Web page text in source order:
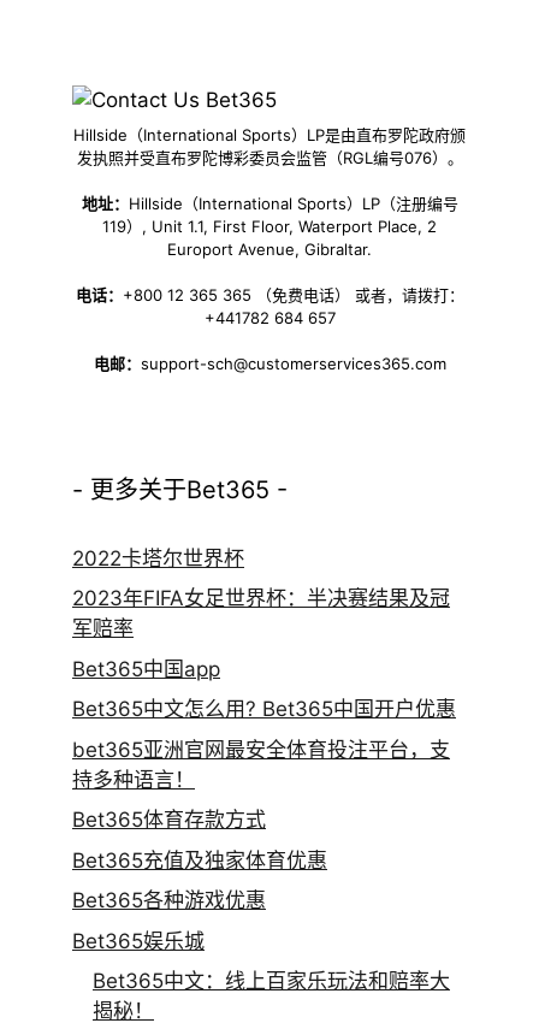
Hillside（International Sports）LP是由直布罗陀政府颁
发执照并受直布罗陀博彩委员会监管（RGL编号076）。
地址： Hillside（International Sports）LP（注册编号
119）, Unit 1.1, First Floor, Waterport Place, 2
Europort Avenue, Gibraltar.
电话： +800 12 365 365 （免费电话） 或者，请拨打：
+441782 684 657
电邮： support-sch@customerservices365.com
- 更多关于Bet365 -
2022卡塔尔世界杯
2023年FIFA女足世界杯：半决赛结果及冠
军赔率
Bet365中国app
Bet365中文怎么用? Bet365中国开户优惠
bet365亚洲官网最安全体育投注平台，支
持多种语言！
Bet365体育存款方式
Bet365充值及独家体育优惠
Bet365各种游戏优惠
Bet365娱乐城
Bet365中文：线上百家乐玩法和赔率大
揭秘！